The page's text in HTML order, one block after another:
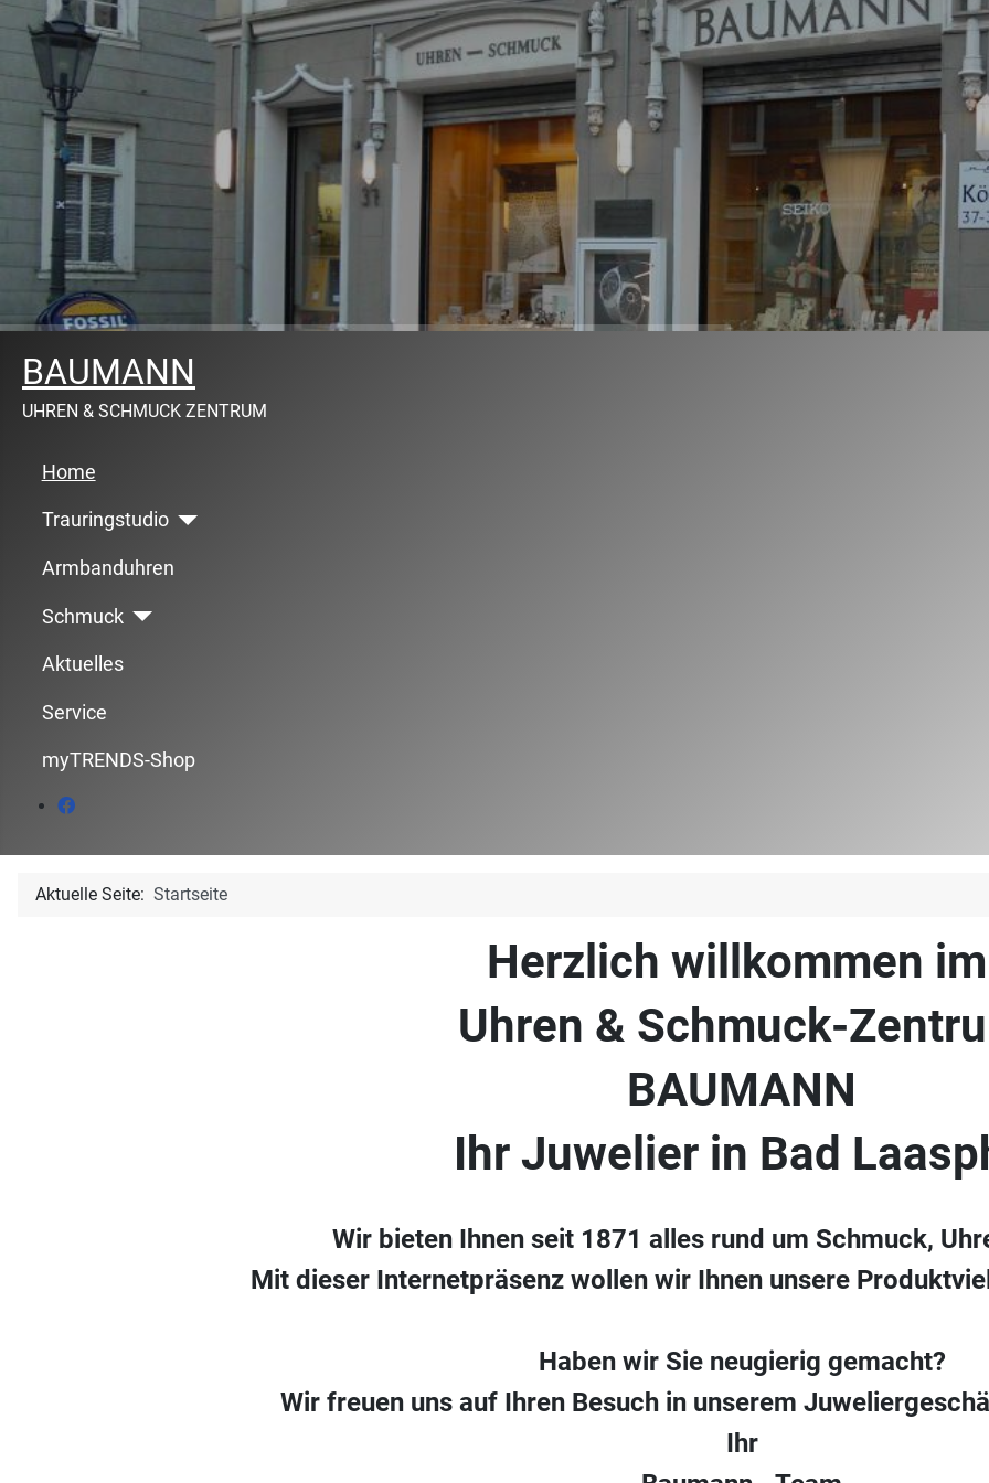
BAUMANN
UHREN & SCHMUCK ZENTRUM
Home
Trauringstudio
Armbanduhren
Schmuck
Aktuelles
Service
myTRENDS-Shop
Aktuelle Seite: Startseite
Herzlich willkommen
Uhren & Schmuck-
BAUMANN
Ihr Juwelier in Bad
Wir bieten Ihnen seit 1871 alles rund um Schmuck,
Mit dieser Internetpräsenz wollen wir Ihnen unsere
Haben wir Sie neugierig gemacht?
Wir freuen uns auf Ihren Besuch in unserem
Ihr